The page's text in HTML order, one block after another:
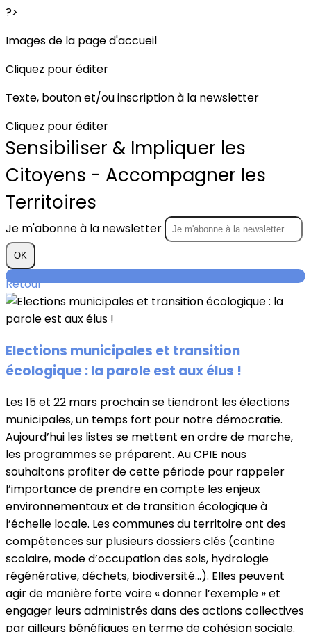
?>
Images de la page d'accueil
Cliquez pour éditer
Texte, bouton et/ou inscription à la newsletter
Cliquez pour éditer
Sensibiliser & Impliquer les
Citoyens - Accompagner les
Territoires
Je m'abonne à la newsletter
OK
Retour
Elections municipales et transition
écologique : la parole est aux élus !
Les 15 et 22 mars prochain se tiendront les élections
municipales, un temps fort pour notre démocratie.
Aujourd’hui les listes se mettent en ordre de marche,
les programmes se préparent. Au CPIE nous
souhaitons profiter de cette période pour rappeler
l’importance de prendre en compte les enjeux
environnementaux et de transition écologique à
l’échelle locale. Les communes du territoire ont des
compétences sur plusieurs dossiers clés (cantine
scolaire, mode d’occupation des sols, hydrologie
régénérative, déchets, biodiversité…). Elles peuvent
agir de manière forte voire « donner l’exemple » et
engager leurs administrés dans des actions collectives
par ailleurs bénéfiques en terme de cohésion sociale.